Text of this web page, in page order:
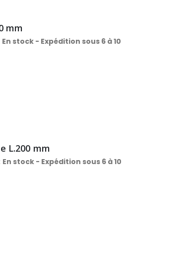
mm
En stock - Expédition sous 6 à 10
L.200 mm
En stock - Expédition sous 6 à 10